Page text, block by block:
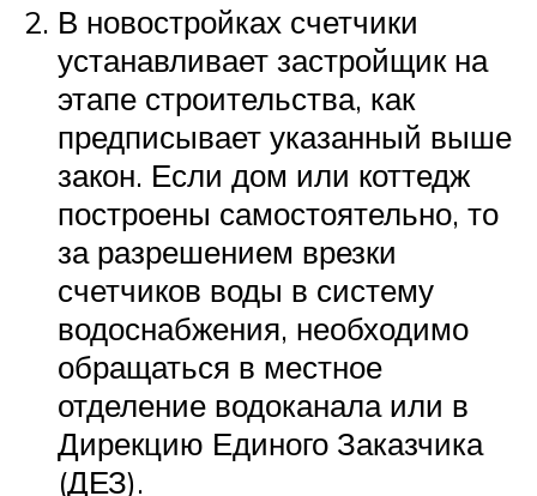
В новостройках счетчики
устанавливает застройщик на
этапе строительства, как
предписывает указанный выше
закон. Если дом или коттедж
построены самостоятельно, то
за разрешением врезки
счетчиков воды в систему
водоснабжения, необходимо
обращаться в местное
отделение водоканала или в
Дирекцию Единого Заказчика
(ДЕЗ).